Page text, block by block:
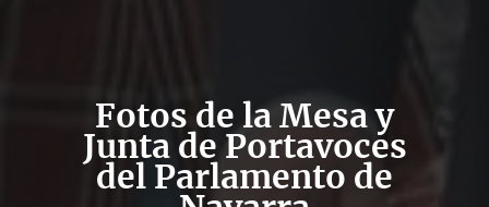
Fotos de la Mesa y
Junta de Portavoces
del Parlamento de